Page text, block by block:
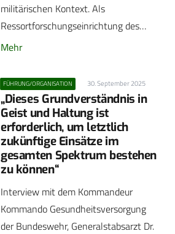
militärischen Kontext. Als
Ressortforschungseinrichtung des…
Mehr
FÜHRUNG/ORGANISATION 30. September 2025
„Dieses Grundverständnis in
Geist und Haltung ist
erforderlich, um letztlich
zukünftige Einsätze im
gesamten Spektrum bestehen
zu können“
Interview mit dem Kommandeur
Kommando Gesundheitsversorgung
der Bundeswehr, Generalstabsarzt Dr.